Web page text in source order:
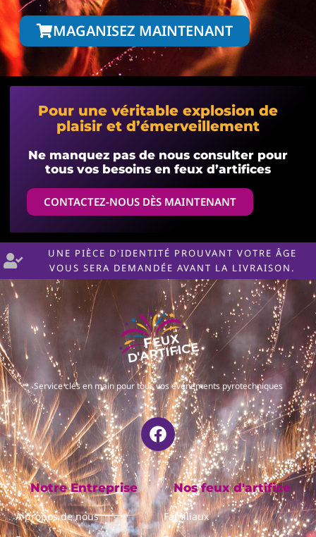
MAGANISEZ MAINTENANT
Pour une véritable explosion de
plaisir et d’émerveillement
Ne manquez pas de nous consulter pour
tous vos besoins en feux d’artifices
CONTACTEZ-NOUS DÈS MAINTENANT
UNE PIÈCE D'IDENTITÉ PROUVANT VOTRE ÂGE
VOUS SERA DEMANDÉE AVANT LA LIVRAISON.
Service clés en main pour tous vos événements pyrotechniques
Notre Entreprise
À propos de nous
Nos feux d'artifice
Familiaux